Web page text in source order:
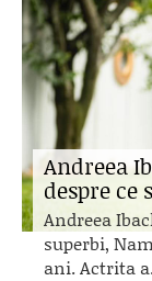
Andreea
despre
Andreea
superbi,
ani. Actrita